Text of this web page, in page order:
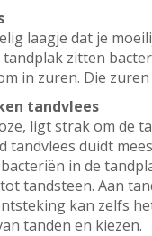
laagje dat je
zitten
in zuren. Die
tandvlees
ligt strak om de
tandvlees duidt
in de
tandsteen. Aan
kan zelfs
tanden en kiezen.